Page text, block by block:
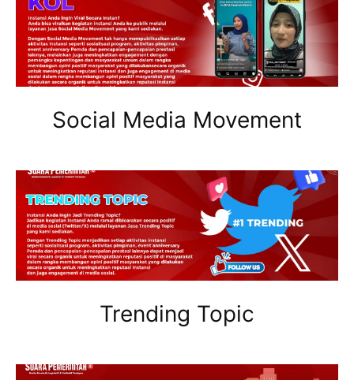
Social Media Movement
Trending Topic